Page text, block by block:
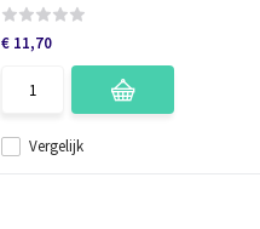
Vergelijk
€ 11,70